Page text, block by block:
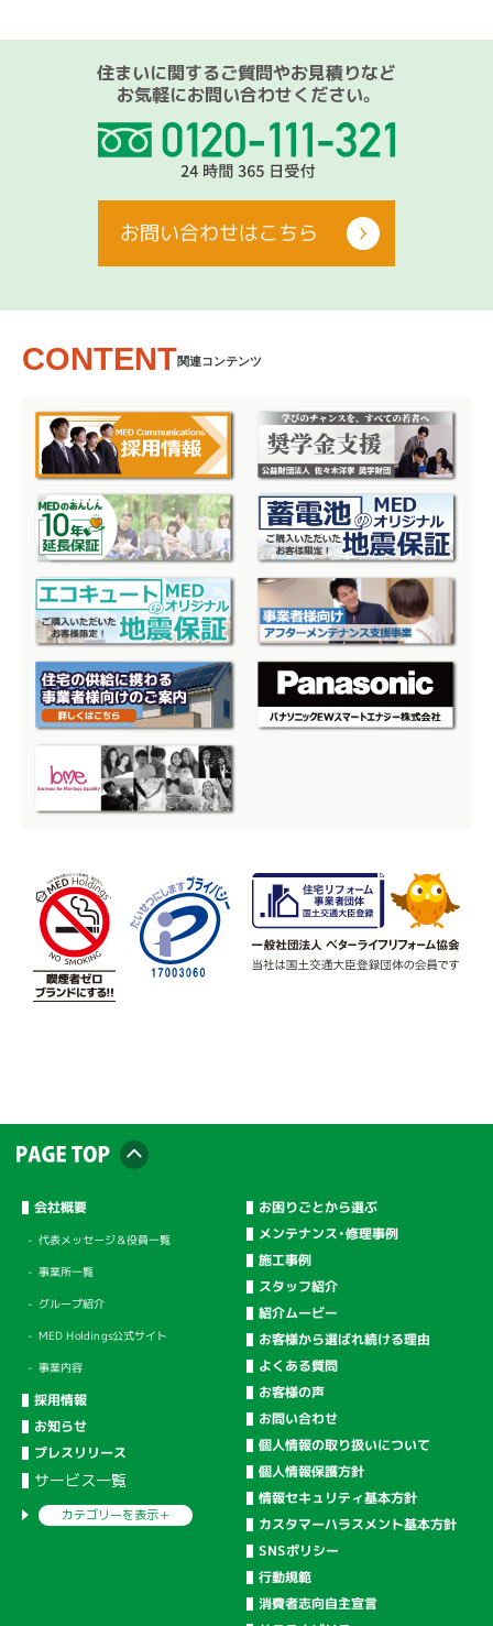
住まいに関するご質問やお見積りなど
お気軽にお問い合わせください。
お問い合わせはこちら
CONTENT関連コンテンツ
会社概要
代表メッセージ＆役員一覧
事業所一覧
グループ紹介
MED Holdings公式サイト
事業内容
採用情報
お知らせ
プレスリリース
サービス一覧
カテゴリーを表示＋
お困りごとから選ぶ
メンテナンス・修理事例
施工事例
スタッフ紹介
紹介ムービー
お客様から選ばれ続ける理由
よくある質問
お客様の声
お問い合わせ
個人情報の取り扱いについて
個人情報保護方針
情報セキュリティ基本方針
カスタマーハラスメント基本方針
SNSポリシー
行動規範
消費者志向自主宣言